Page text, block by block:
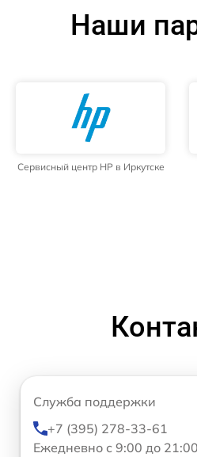
Наши
Сервисный центр HP в Иркутске
Служба поддержки
+7 (395) 278-33-61
Ежедневно с 9:00 до 21:00